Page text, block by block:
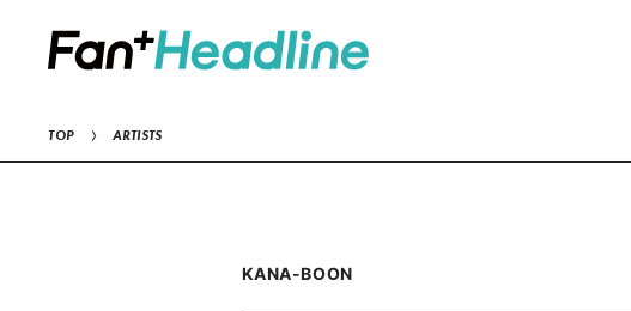
TOP ARTISTS
KANA-BOON